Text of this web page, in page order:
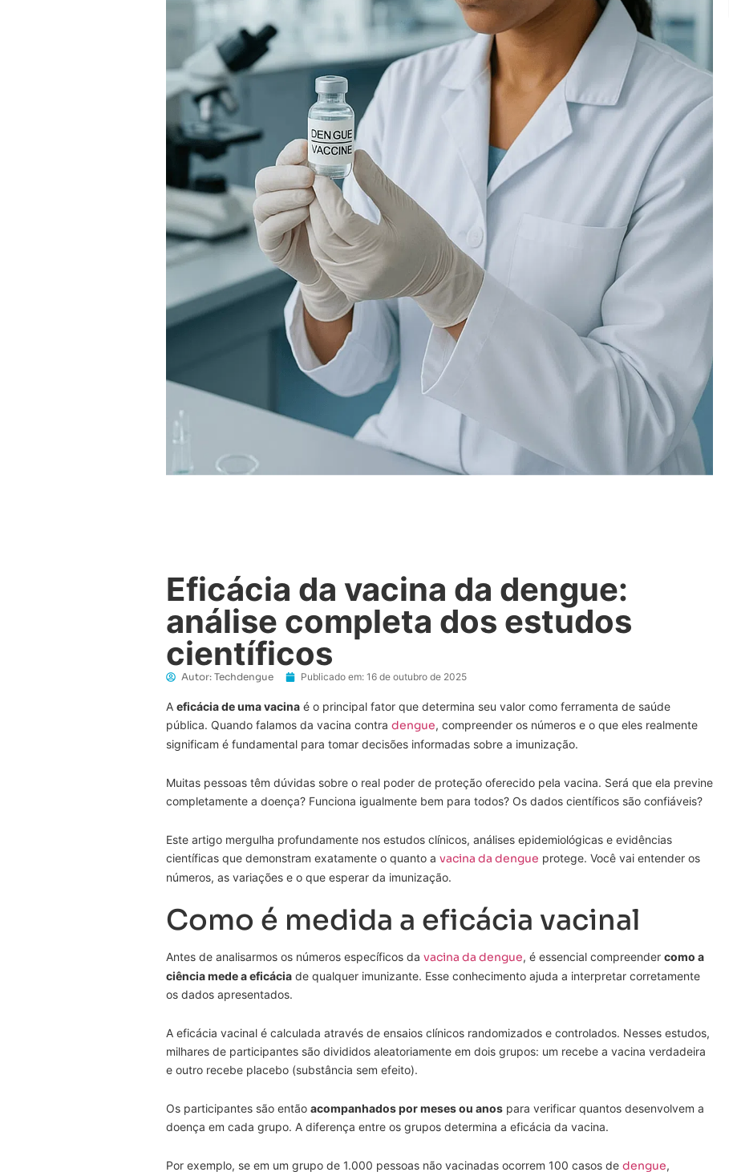
Eficácia da vacina da dengue:
análise completa dos estudos
científicos
Autor:Techdengue Publicado em: 16 de outubro de 2025
A eficácia de uma vacinaé o principal fator que determina seu valor como ferramenta de saúde
pública. Quando falamos da vacina contra dengue, compreender os números e o que eles realmente
significam é fundamental para tomar decisões informadas sobre a imunização.
Muitas pessoas têm dúvidas sobre o real poder de proteção oferecido pela vacina. Será que ela previne
completamente a doença? Funciona igualmente bem para todos? Os dados científicos são confiáveis?
Este artigo mergulha profundamente nos estudos clínicos, análises epidemiológicas e evidências
científicas que demonstram exatamente o quanto a vacina da dengue protege. Você vai entender os
números, as variações e o que esperar da imunização.
Como é medida a eficácia vacinal
Antes de analisarmos os números específicos da vacina da dengue, é essencial compreender como a
ciência mede a eficáciade qualquer imunizante. Esse conhecimento ajuda a interpretar corretamente
os dados apresentados.
A eficácia vacinal é calculada através de ensaios clínicos randomizados e controlados. Nesses estudos,
milhares de participantes são divididos aleatoriamente em dois grupos: um recebe a vacina verdadeira
e outro recebe placebo (substância sem efeito).
Os participantes são então acompanhados por meses ou anospara verificar quantos desenvolvem a
doença em cada grupo. A diferença entre os grupos determina a eficácia da vacina.
Por exemplo, se em um grupo de 1.000 pessoas não vacinadas ocorrem 100 casos de dengue,